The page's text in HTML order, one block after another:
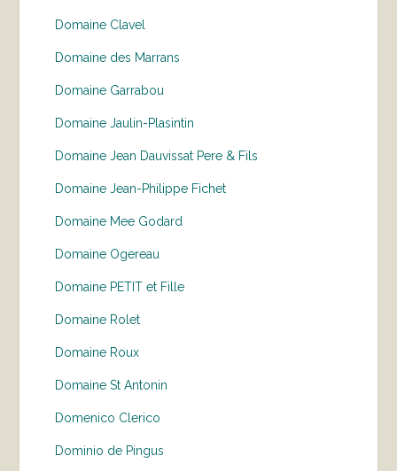
Domaine Clavel
Domaine des Marrans
Domaine Garrabou
Domaine Jaulin-Plasintin
Domaine Jean Dauvissat Pere & Fils
Domaine Jean-Philippe Fichet
Domaine Mee Godard
Domaine Ogereau
Domaine PETIT et Fille
Domaine Rolet
Domaine Roux
Domaine St Antonin
Domenico Clerico
Dominio de Pingus